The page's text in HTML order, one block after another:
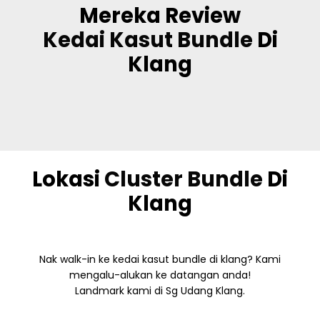
Mereka Review
Kedai Kasut Bundle Di
Klang
Lokasi Cluster Bundle Di
Klang
Nak walk-in ke kedai kasut bundle di klang? Kami
mengalu-alukan ke datangan anda!
Landmark kami di Sg Udang Klang.